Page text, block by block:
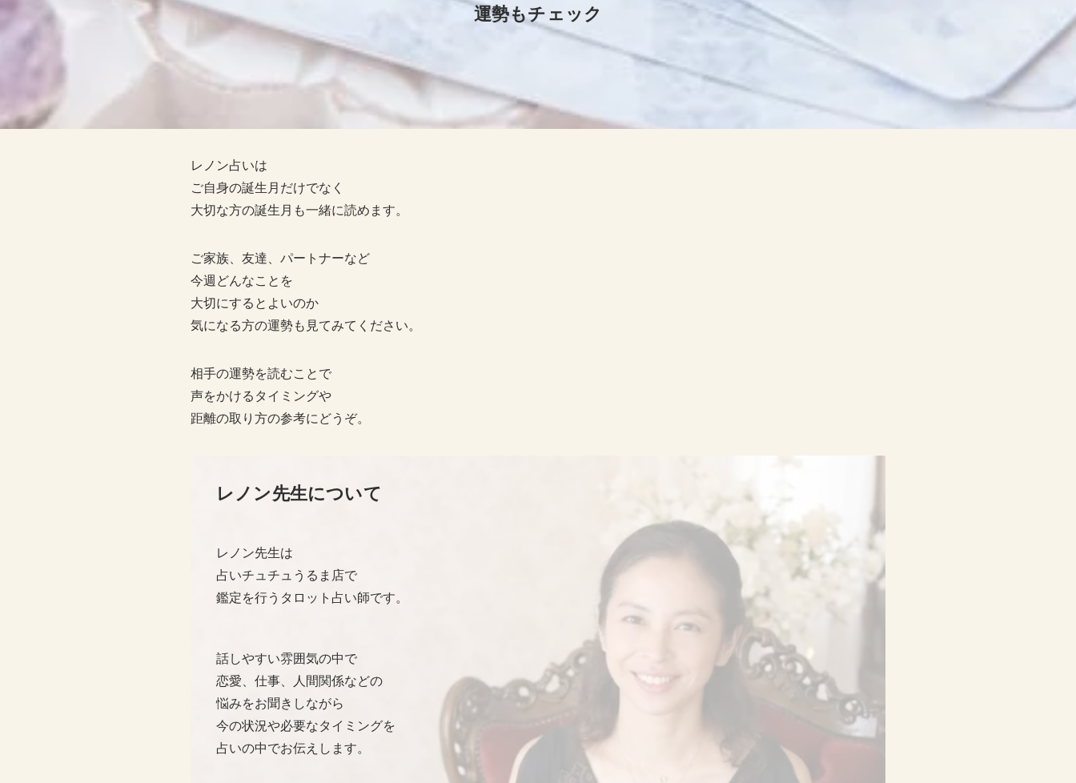
運勢もチェック
レノン占いは
ご自身の誕生月だけでなく
大切な方の誕生月も一緒に読めます。
ご家族、友達、パートナーなど
今週どんなことを
大切にするとよいのか
気になる方の運勢も見てみてください。
相手の運勢を読むことで
声をかけるタイミングや
距離の取り方の参考にどうぞ。
レノン先生について
レノン先生は
占いチュチュうるま店で
鑑定を行うタロット占い師です。
話しやすい雰囲気の中で
恋愛、仕事、人間関係などの
悩みをお聞きしながら
今の状況や必要なタイミングを
占いの中でお伝えします。